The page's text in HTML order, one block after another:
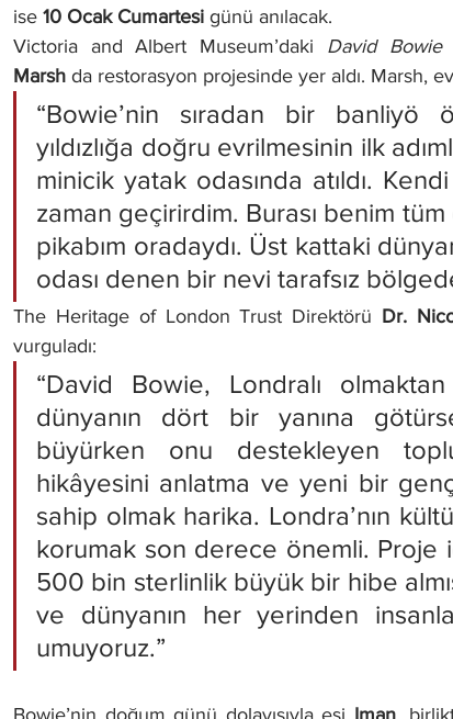
ise 10 Ocak Cumartesi günü anılacak.
Victoria and Albert Museum’daki David Bowie
Marsh da restorasyon projesinde yer aldı. Marsh,
“Bowie’nin sıradan bir banliyö
yıldızlığa doğru evrilmesinin ilk
minicik yatak odasında atıldı.
zaman geçirirdim. Burası benim tüm
pikabım oradaydı. Üst kattaki
odası denen bir nevi tarafsız
The Heritage of London Trust Direktörü Dr.
vurguladı:
“David Bowie, Londralı
dünyanın dört bir yanına
büyürken onu destekleyen
hikâyesini anlatma ve yeni bir
sahip olmak harika. Londra’nın
korumak son derece önemli. Proje
500 bin sterlinlik büyük bir hibe
ve dünyanın her yerinden
umuyoruz.”